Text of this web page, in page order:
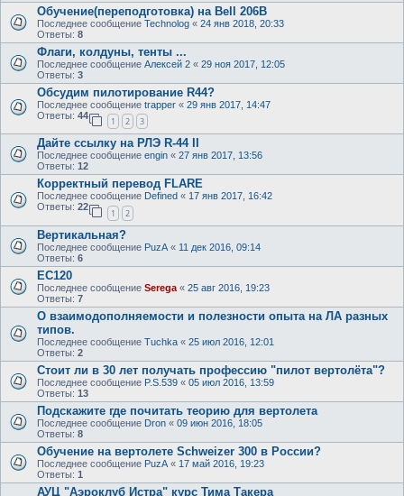
Обучение(переподготовка) на Bell 206В
Последнее сообщение Technolog « 24 янв 2018, 20:33
Ответы: 8
Флаги, колдуны, тенты ...
Последнее сообщение Алексей 2 « 29 ноя 2017, 12:05
Ответы: 3
Обсудим пилотирование R44?
Последнее сообщение trapper « 29 янв 2017, 14:47
Ответы: 44
1 2 3
Дайте ссылку на РЛЭ R-44 II
Последнее сообщение engin « 27 янв 2017, 13:56
Ответы: 12
Корректный перевод FLARE
Последнее сообщение Defined « 17 янв 2017, 16:42
Ответы: 22
1 2
Вертикальная?
Последнее сообщение PuzA « 11 дек 2016, 09:14
Ответы: 6
EC120
Последнее сообщение Serega « 25 авг 2016, 19:23
Ответы: 7
О взаимодополняемости и полезности опыта на ЛА разных
типов.
Последнее сообщение Tuchka « 25 июл 2016, 12:01
Ответы: 2
Стоит ли в 30 лет получать профессию "пилот вертолёта"?
Последнее сообщение P.S.539 « 05 июл 2016, 13:59
Ответы: 13
Подскажите где почитать теорию для вертолета
Последнее сообщение Dron « 09 июн 2016, 18:05
Ответы: 8
Обучение на вертолете Schweizer 300 в России?
Последнее сообщение PuzA « 17 май 2016, 19:23
Ответы: 1
АУЦ "Аэроклуб Истра" курс Тима Такера